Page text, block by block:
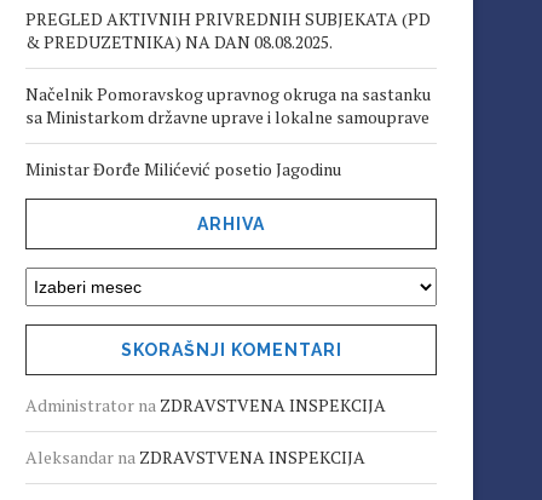
PREGLED AKTIVNIH PRIVREDNIH SUBJEKATA (PD
& PREDUZETNIKA) NA DAN 08.08.2025.
Načelnik Pomoravskog upravnog okruga na sastanku
sa Ministarkom državne uprave i lokalne samouprave
Ministar Đorđe Milićević posetio Jagodinu
ARHIVA
SKORAŠNJI KOMENTARI
Administrator na ZDRAVSTVENA INSPEKCIJA
Aleksandar na ZDRAVSTVENA INSPEKCIJA